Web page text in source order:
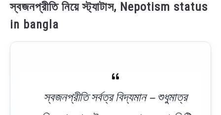
স্বজনপ্রীতি নিয়ে স্ট্যাটাস, Nepotism status
in bangla
স্বজনপ্রীতি সর্বত্র বিদ্যমান – শুধুমাত্র